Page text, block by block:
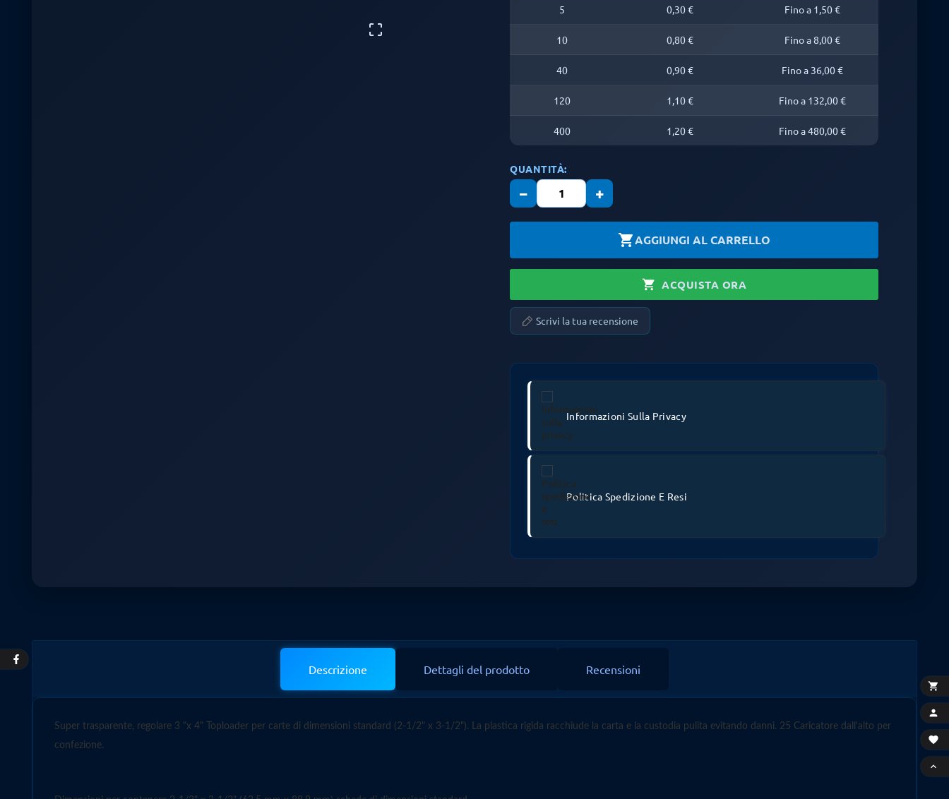

5 0,30 € Fino a 1,50 €
10 0,80 € Fino a 8,00 €
40 0,90 € Fino a 36,00 €
120 1,10 € Fino a 132,00 €
400 1,20 € Fino a 480,00 €
QUANTITÀ:
− +
shopping_cartAGGIUNGI AL CARRELLO
shopping_cart ACQUISTA ORA
Scrivi la tua recensione
Informazioni Sulla Privacy
Politica Spedizione E Resi
Descrizione Dettagli del prodotto Recensioni
Super trasparente, regolare 3 "x 4" Toploader per carte di dimensioni standard (2-1/2" x 3-1/2"). La plastica rigida racchiude la carta e la custodia pulita evitando danni. 25 Caricatore dall'alto per
confezione.



